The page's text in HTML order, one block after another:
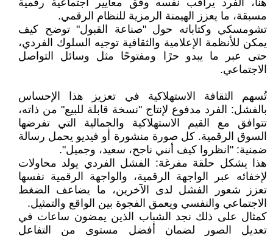
هنا، الفرد يراقب نفسه وفق معايير اجتماعية رقمية
مسبقة، ما يعزز الهيمنة الرمزية للنظام الرقمي.
تشومسكي وكتاباته حول "صناعة القبول" توضح كيف
يمكن للأنظمة الإعلامية والثقافية توجيه السلوك الفردي،
حتى عبر ما يبدو حرًا ومفتوحًا مثل وسائل التواصل
الاجتماعي.
تُسهم الثقافة الاستهلاكية في تعزيز هذا الإحساس
بالفشل: الفرد مدفوع لإنتاج "نسخة قابلة للبيع" من ذاته،
تتوافق مع القيم الاستهلاكية والجمالية التي تفرضها
السوق الرقمية. كل صورة منشورة أو فيديو يحمل رسالة
ضمنية: "انظروا كيف أنني ناجح، سعيد، وجميل".
هذا يشكل حلقة مفرغة: الفشل الفردي يولد محاولات
لإخفائه عبر الواجهة الرقمية، والواجهة الرقمية نفسها
تعزز شعور الفشل لدى الآخرين، ما يضاعف الضغط
الاجتماعي والنفسي ويعمق الفجوة بين الواقع والتمثيل.
كمثال على ذلك نجد الشباب الذين يمضون ساعات في
تعديل الصور لضمان أفضل مستوى من التفاعل